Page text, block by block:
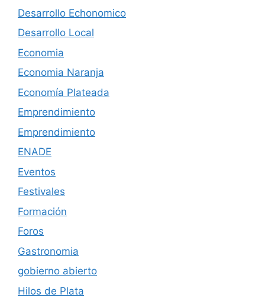
Desarrollo Echonomico
Desarrollo Local
Economia
Economia Naranja
Economía Plateada
Emprendimiento
Emprendimiento
ENADE
Eventos
Festivales
Formación
Foros
Gastronomia
gobierno abierto
Hilos de Plata